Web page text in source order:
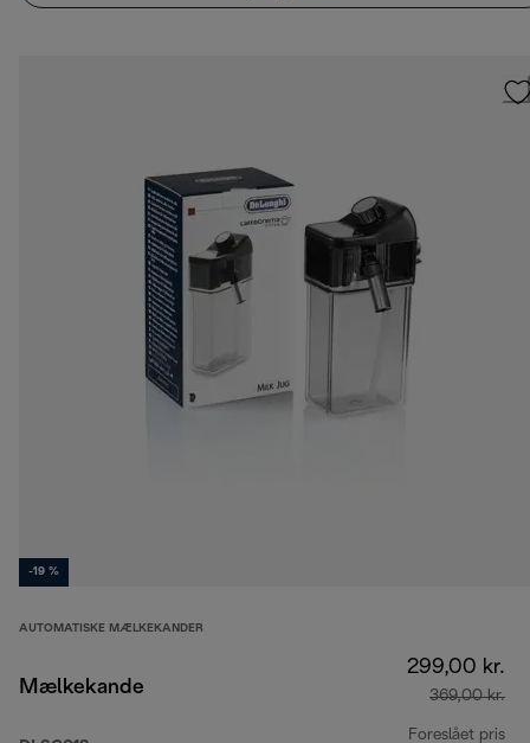
-19 %
AUTOMATISKE MÆLKEKANDER
Mælkekande
299,00 kr.
369,00 kr.
Foreslået pris